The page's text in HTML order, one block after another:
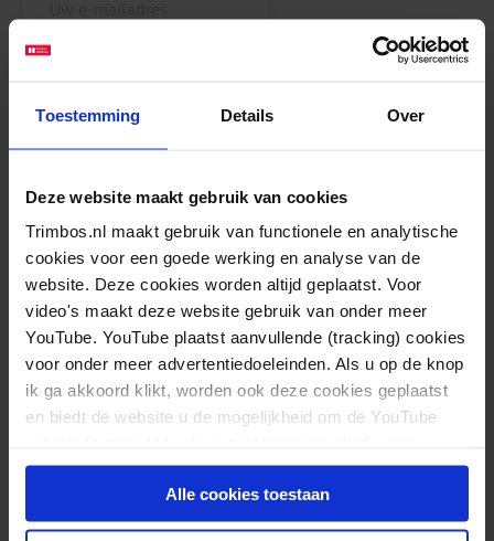
Toestemming Details Over
Deze website maakt gebruik van cookies
Trimbos.nl maakt gebruik van functionele en analytische
cookies voor een goede werking en analyse van de
website. Deze cookies worden altijd geplaatst. Voor
video's maakt deze website gebruik van onder meer
YouTube. YouTube plaatst aanvullende (tracking) cookies
voor onder meer advertentiedoeleinden. Als u op de knop
ik ga akkoord klikt, worden ook deze cookies geplaatst
en biedt de website u de mogelijkheid om de YouTube
intrekken.
Alle cookies toestaan
Inschrijven
Betrek jongeren voor effectieve drugspreventie
Lees meer